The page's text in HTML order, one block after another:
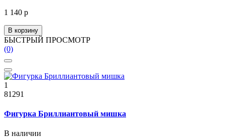
1 140 р
В корзину
БЫСТРЫЙ ПРОСМОТР
(0)
1
81291
Фигурка Бриллиантовый мишка
В наличии